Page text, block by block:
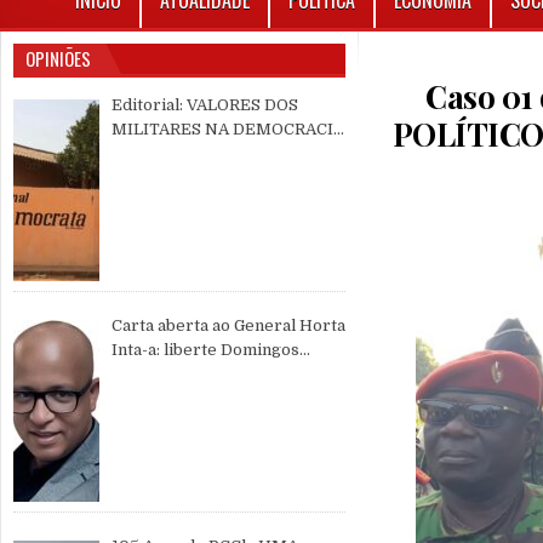
Caso
OPINIÕES
Editorial: VALORES DOS
MILITARES NA DEMOCRACIA
Carta aberta ao General Horta
Inta-a: liberte Domingos